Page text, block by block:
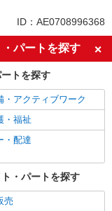
資格者歓迎
OK
ID：AE0708996368
パートを探す
トを探す
・アクティブワーク
・福祉
・配達
・パートを探す
売